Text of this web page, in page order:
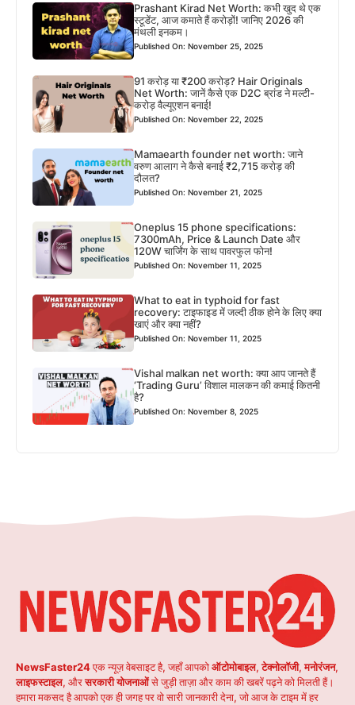
Prashant Kirad Net Worth: कभी खुद थे एक
स्टूडेंट, आज कमाते हैं करोड़ों! जानिए 2026 की
मंथली इनकम।
Published On: November 25, 2025
91 करोड़ या ₹200 करोड़? Hair Originals
Net Worth: जानें कैसे एक D2C ब्रांड ने मल्टी-
करोड़ वैल्यूएशन बनाई!
Published On: November 22, 2025
Mamaearth founder net worth: जाने
वरुण आलाग ने कैसे बनाई ₹2,715 करोड़ की
दौलत?
Published On: November 21, 2025
Oneplus 15 phone specifications:
7300mAh, Price & Launch Date और
120W चार्जिंग के साथ पावरफुल फोन!
Published On: November 11, 2025
What to eat in typhoid for fast
recovery: टाइफाइड में जल्दी ठीक होने के लिए क्या
खाएं और क्या नहीं?
Published On: November 11, 2025
Vishal malkan net worth: क्या आप जानते हैं
‘Trading Guru’ विशाल मालकन की कमाई कितनी
है?
Published On: November 8, 2025
NewsFaster24एक न्यूज़ वेबसाइट है, जहाँ आपकोऑटोमोबाइल,टेक्नोलॉजी,मनोरंजन,
लाइफस्टाइल, औरसरकारी योजनाओंसे जुड़ी ताज़ा और काम की खबरें पढ़ने को मिलती हैं।
हमारा मकसद है आपको एक ही जगह पर वो सारी जानकारी देना, जो आज के टाइम में हर